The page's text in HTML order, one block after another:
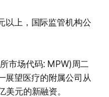
以上，国际监管机构公
市场代码: MPW)周二
展望医疗的附属公司从
元的新融资。